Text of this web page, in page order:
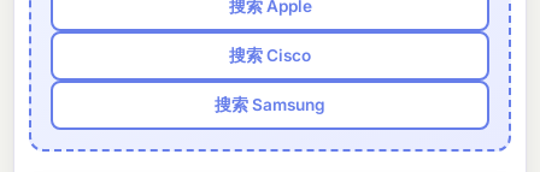
搜索 Apple
搜索 Cisco
搜索 Samsung